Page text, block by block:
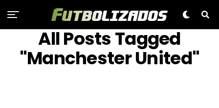
All Posts Tagged
"Manchester United"